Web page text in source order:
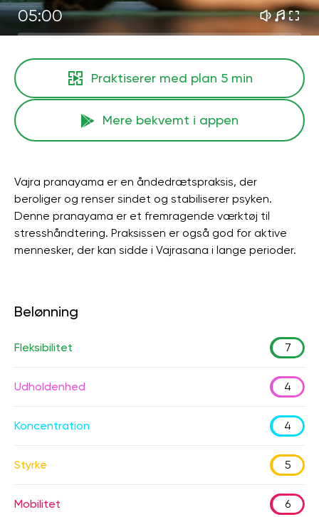
05:00
Praktiserer med plan 5 min
Mere bekvemt i appen
Vajra pranayama er en åndedrætspraksis, der
beroliger og renser sindet og stabiliserer psyken.
Denne pranayama er et fremragende værktøj til
stresshåndtering. Praksissen er også god for aktive
mennesker, der kan sidde i Vajrasana i lange perioder.
Belønning
Fleksibilitet 7
Udholdenhed 4
Koncentration 4
Styrke 5
Mobilitet 6